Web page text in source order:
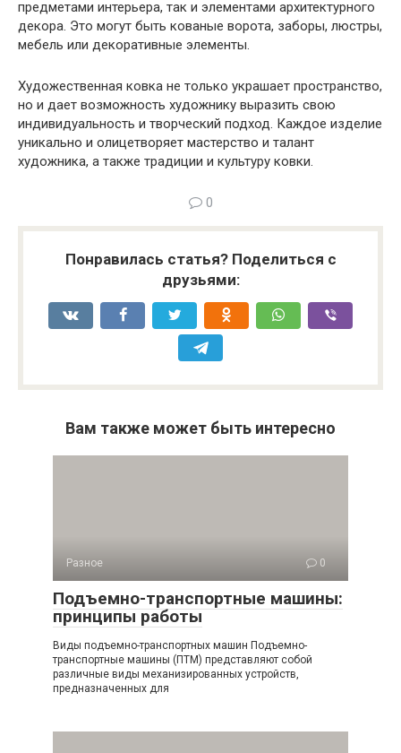
предметами интерьера, так и элементами архитектурного
декора. Это могут быть кованые ворота, заборы, люстры,
мебель или декоративные элементы.
Художественная ковка не только украшает пространство,
но и дает возможность художнику выразить свою
индивидуальность и творческий подход. Каждое изделие
уникально и олицетворяет мастерство и талант
художника, а также традиции и культуру ковки.
0
Понравилась статья? Поделиться с
друзьями:
Вам также может быть интересно
Разное 0
Подъемно-транспортные машины:
принципы работы
Виды подъемно-транспортных машин Подъемно-
транспортные машины (ПТМ) представляют собой
различные виды механизированных устройств,
предназначенных для